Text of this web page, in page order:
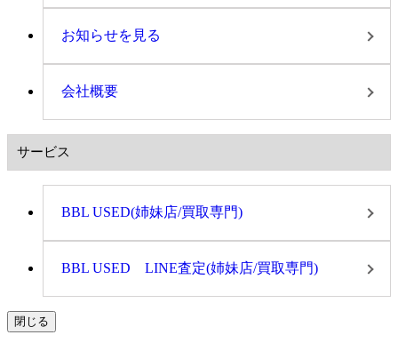
お知らせを見る
会社概要
サービス
BBL USED(姉妹店/買取専門)
BBL USED LINE査定(姉妹店/買取専門)
閉じる